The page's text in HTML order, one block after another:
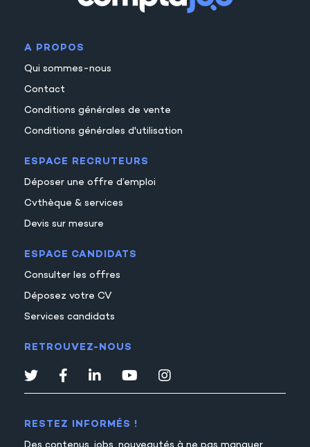
A PROPOS
Qui sommes-nous
Contact
Conditions générales de vente
Conditions générales d'utilisation
ESPACE RECRUTEURS
Déposer une offre d’emploi
Cvthèque & services
Devis sur mesure
ESPACE CANDIDATS
Consulter les offres
Déposez votre CV
Services candidats
RETROUVEZ-NOUS
RESTEZ INFORMÉS !